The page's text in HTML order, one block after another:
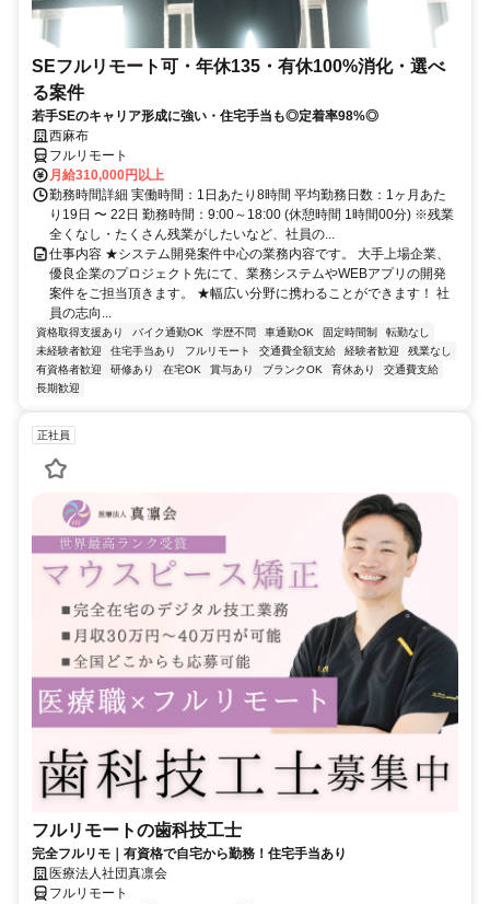
SEフルリモート可・年休135・有休100%消化・選べ
る案件
若手SEのキャリア形成に強い・住宅手当も◎定着率98%◎
西麻布
フルリモート
月給310,000円以上
勤務時間詳細 実働時間：1日あたり8時間 平均勤務日数：1ヶ月あた
り19日 〜 22日 勤務時間：9:00～18:00 (休憩時間 1時間00分) ※残業
全くなし・たくさん残業がしたいなど、社員の...
仕事内容 ★システム開発案件中心の業務内容です。 大手上場企業、
優良企業のプロジェクト先にて、業務システムやWEBアプリの開発
案件をご担当頂きます。 ★幅広い分野に携わることができます！ 社
員の志向...
資格取得支援あり バイク通勤OK 学歴不問 車通勤OK 固定時間制
転勤なし
未経験者歓迎
住宅手当あり フルリモート 交通費全額支給 経験者歓迎
残業なし
有資格者歓迎
研修あり 在宅OK 賞与あり ブランクOK 育休あり
交通費支給
長期歓迎
正社員
フルリモートの歯科技工士
完全フルリモ｜有資格で自宅から勤務！住宅手当あり
医療法人社団真凛会
フルリモート